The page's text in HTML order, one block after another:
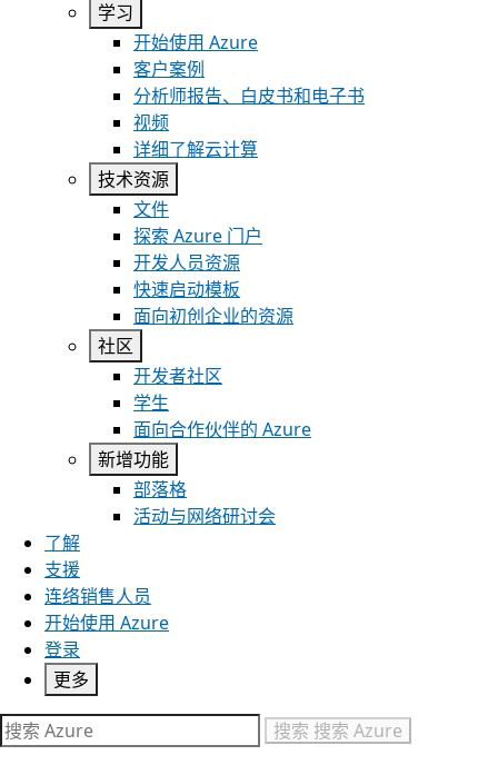
学习
开始使用 Azure
客户案例
分析师报告、白皮书和电子书
视频
详细了解云计算
技术资源
文件
探索 Azure 门户
开发人员资源
快速启动模板
面向初创企业的资源
社区
开发者社区
学生
面向合作伙伴的 Azure
新增功能
部落格
活动与网络研讨会
了解
支援
连络销售人员
开始使用 Azure
登录
更多
搜索 搜索 Azure